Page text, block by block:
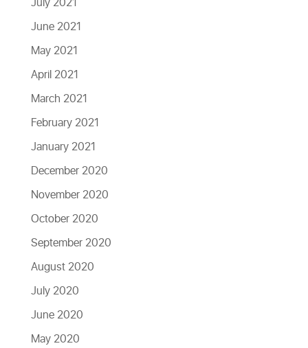
June 2021
May 2021
April 2021
March 2021
February 2021
January 2021
December 2020
November 2020
October 2020
September 2020
August 2020
July 2020
June 2020
May 2020